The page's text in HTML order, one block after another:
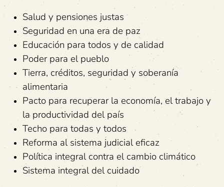
Salud y pensiones justas
Seguridad en una era de paz
Educación para todos y de calidad
Poder para el pueblo
Tierra, créditos, seguridad y soberanía
alimentaria
Pacto para recuperar la economía, el trabajo y
la productividad del país
Techo para todas y todos
Reforma al sistema judicial eficaz
Política integral contra el cambio climático
Sistema integral del cuidado